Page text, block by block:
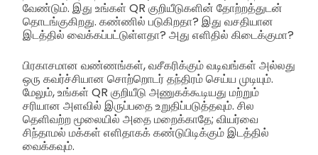
வேண்டும். இது உங்கள் QR குறியீடுகளின் தோற்றத்துடன்
தொடங்குகிறது. கண்ணில் படுகிறதா? இது வசதியான
இடத்தில் வைக்கப்பட்டுள்ளதா? அது எளிதில் கிடைக்குமா?
பிரகாசமான வண்ணங்கள், வசீகரிக்கும் வடிவங்கள் அல்லது
ஒரு கவர்ச்சியான சொற்றொடர் தந்திரம் செய்ய முடியும்.
மேலும், உங்கள் QR குறியீடு அணுகக்கூடியது மற்றும்
சரியான அளவில் இருப்பதை உறுதிப்படுத்தவும். சில
தெளிவற்ற மூலையில் அதை மறைக்காதே; வியர்வை
சிந்தாமல் மக்கள் எளிதாகக் கண்டுபிடிக்கும் இடத்தில்
வைக்கவும்.